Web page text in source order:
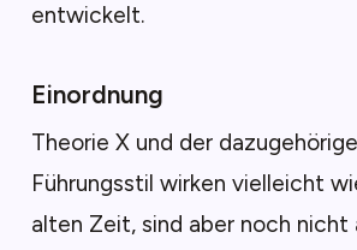
entwickelt.
Einordnung
Theorie X und der
Führungsstil wirken vielleicht
alten Zeit, sind aber noch nicht